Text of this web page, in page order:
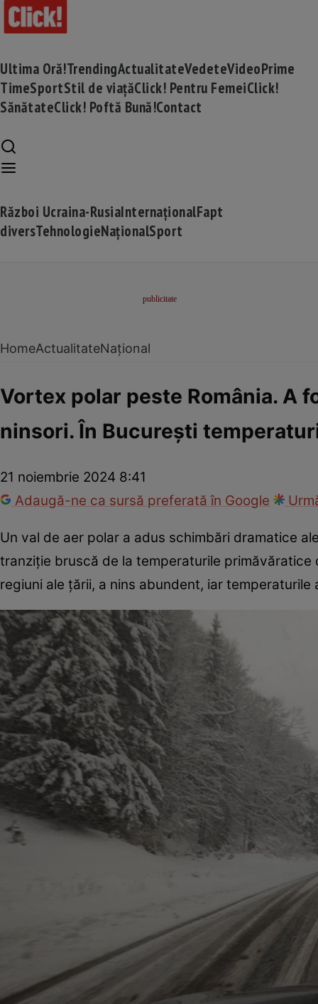
Ultima Oră!TrendingActualitateVedeteVideoPrime
TimeSportStil de viațăClick! Pentru FemeiClick!
SănătateClick! Poftă Bună!Contact
Război Ucraina-RusiaInternaționalFapt
diversTehnologieNaționalSport
HomeActualitateNațional
Vortex polar peste România. A
ninsori. În București
21 noiembrie 2024 8:41
Adaugă-ne ca sursă preferată în Google
Un val de aer polar a adus schimbări dramatice
tranziție bruscă de la temperaturile primăvăratice
regiuni ale țării, a nins abundent, iar